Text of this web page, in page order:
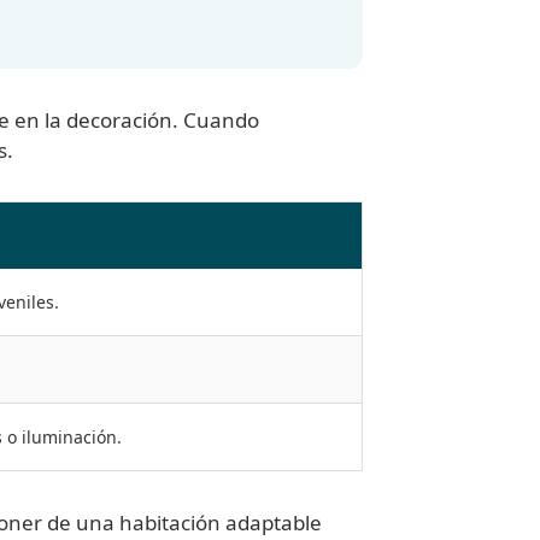
la decoración. Cuando
o iluminación.
de una habitación adaptable